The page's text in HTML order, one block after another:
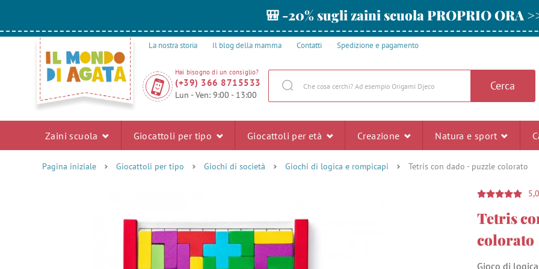
🎒 -20% sugli zaini scuola PROPRIO ORA
La nostra storia Il blog della mamma Contatti Spedizione e pagamento
Hai bisogno di un consiglio?
(+39) 366 8715533
Lun - Ven: 9:00 - 13:00
Cerca
Zaini scuola Giocattoli per tipo Giocattoli per età Creazione Natura e sport
Pagina iniziale Giocattoli per tipo Giochi di società Giochi di logica e rompicapi Tetris con dado - puzzle colorato
5,0
Tetris
colorato
Gioco di